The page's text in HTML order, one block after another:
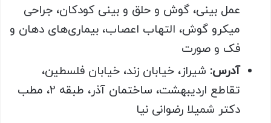
عمل بینی، گوش و حلق و بینی کودکان، جراحی
میکرو گوش، التهاب اعصاب، بیماری‌های دهان و
فک و صورت
آدرس: شیراز، خیابان زند، خیابان فلسطین،
تقاطع اردیبهشت، ساختمان آذر، طبقه 2، مطب
دکتر شمیلا رضوانی نیا